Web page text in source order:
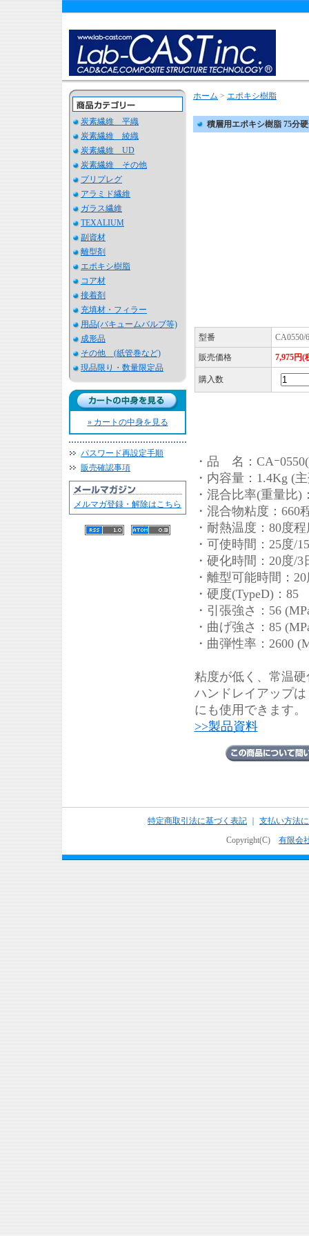
炭素繊維 平織
炭素繊維 綾織
炭素繊維 UD
炭素繊維 その他
プリプレグ
アラミド繊維
ガラス繊維
TEXALIUM
副資材
離型剤
エポキシ樹脂
コア材
接着剤
充填材・フィラー
用品(バキュームバルブ等)
成形品
その他 (紙管巻など)
現品限り・数量限定品
» カートの中身を見る
パスワード再設定手順
販売確認事項
メルマガ登録・解除はこちら
ホーム > エポキシ樹脂
積層用エポキシ樹脂 75分
型番 CA0550/
販売価格 7,975円(
購入数
・品 名：CAｰ
・内容量：1.4Kg (
・混合比率(重量比)
・混合物粘度：660
・耐熱温度：80度程
・可使時間：25度/
・硬化時間：20度/3
・離型可能時間：
・硬度(TypeD)：85
・引張強さ：56
・曲げ強さ：85
・曲弾性率：2600
粘度が低く、常温
ハンドレイアップ
にも使用できます。
>>製品資料
特定商取引法に基づく表記
支払い方法
Copyright(C) 有限会